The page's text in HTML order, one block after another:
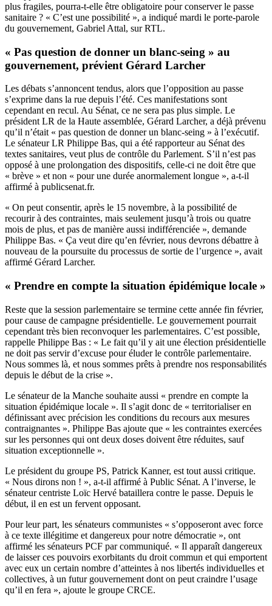
plus fragiles, pourra-t-elle être obligatoire pour conserver le passe
sanitaire ? « C’est une possibilité », a indiqué mardi le porte-parole
du gouvernement, Gabriel Attal, sur RTL.
« Pas question de donner un blanc-seing » au
gouvernement, prévient Gérard Larcher
Les débats s’annoncent tendus, alors que l’opposition au passe
s’exprime dans la rue depuis l’été. Ces manifestations sont
cependant en recul. Au Sénat, ce ne sera pas plus simple. Le
président LR de la Haute assemblée, Gérard Larcher, a déjà prévenu
qu’il n’était « pas question de donner un blanc-seing » à l’exécutif.
Le sénateur LR Philippe Bas, qui a été rapporteur au Sénat des
textes sanitaires, veut plus de contrôle du Parlement. S’il n’est pas
opposé à une prolongation des dispositifs, celle-ci ne doit être que
« brève » et non « pour une durée anormalement longue », a-t-il
affirmé à publicsenat.fr.
« On peut consentir, après le 15 novembre, à la possibilité de
recourir à des contraintes, mais seulement jusqu’à trois ou quatre
mois de plus, et pas de manière aussi indifférenciée », demande
Philippe Bas. « Ça veut dire qu’en février, nous devrons débattre à
nouveau de la poursuite du processus de sortie de l’urgence », avait
affirmé Gérard Larcher.
« Prendre en compte la situation épidémique locale »
Reste que la session parlementaire se termine cette année fin février,
pour cause de campagne présidentielle. Le gouvernement pourrait
cependant très bien reconvoquer les parlementaires. C’est possible,
rappelle Philippe Bas : « Le fait qu’il y ait une élection présidentielle
ne doit pas servir d’excuse pour éluder le contrôle parlementaire.
Nous sommes là, et nous sommes prêts à prendre nos responsabilités
depuis le début de la crise ».
Le sénateur de la Manche souhaite aussi « prendre en compte la
situation épidémique locale ». Il s’agit donc de « territorialiser en
définissant avec précision les conditions du recours aux mesures
contraignantes ». Philippe Bas ajoute que « les contraintes exercées
sur les personnes qui ont deux doses doivent être réduites, sauf
situation exceptionnelle ».
Le président du groupe PS, Patrick Kanner, est tout aussi critique.
« Nous dirons non ! », a-t-il affirmé à Public Sénat. A l’inverse, le
sénateur centriste Loïc Hervé bataillera contre le passe. Depuis le
début, il en est un fervent opposant.
Pour leur part, les sénateurs communistes « s’opposeront avec force
à ce texte illégitime et dangereux pour notre démocratie », ont
affirmé les sénateurs PCF par communiqué. « Il apparaît dangereux
de laisser ces pouvoirs exorbitants du droit commun et qui emportent
avec eux un certain nombre d’atteintes à nos libertés individuelles et
collectives, à un futur gouvernement dont on peut craindre l’usage
qu’il en fera », ajoute le groupe CRCE.